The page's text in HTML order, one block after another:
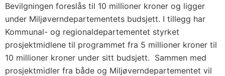
Bevilgningen foreslås til 10 millioner kroner og ligger
under Miljøverndepartementets budsjett. I tillegg har
Kommunal- og regionaldepartementet styrket
prosjektmidlene til programmet fra 5 millioner kroner til
10 millioner kroner under sitt budsjett. Sammen med
prosjektmidler fra både og Miljøverndepartementet vil